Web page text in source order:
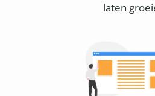
laten